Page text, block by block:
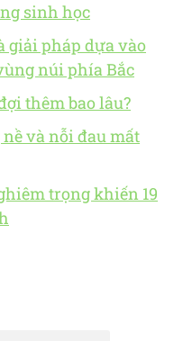
sinh học
giải pháp dựa vào
núi phía Bắc
thêm bao lâu?
và nỗi đau mất
trọng khiến 19